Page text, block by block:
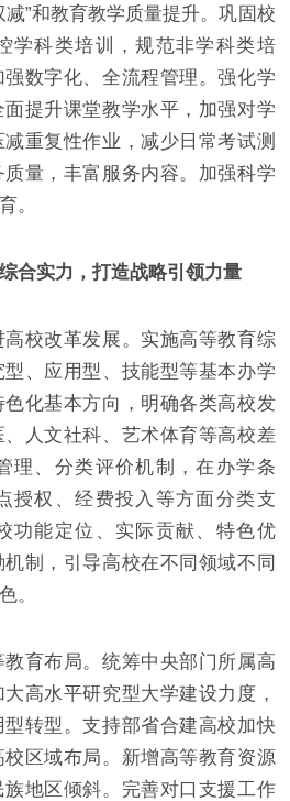
”和教育教学质量提升。巩固校
学科类培训，规范非学科类培
数字化、全流程管理。强化学
提升课堂教学水平，加强对学
重复性作业，减少日常考试测
量，丰富服务内容。加强科学
。
合实力，打造战略引领力量
校改革发展。实施高等教育综
、应用型、技能型等基本办学
化基本方向，明确各类高校发
人文社科、艺术体育等高校差
理、分类评价机制，在办学条
授权、经费投入等方面分类支
功能定位、实际贡献、特色优
制，引导高校在不同领域不同
。
育布局。统筹中央部门所属高
高水平研究型大学建设力度，
转型。支持部省合建高校加快
区域布局。新增高等教育资源
地区倾斜。完善对口支援工作